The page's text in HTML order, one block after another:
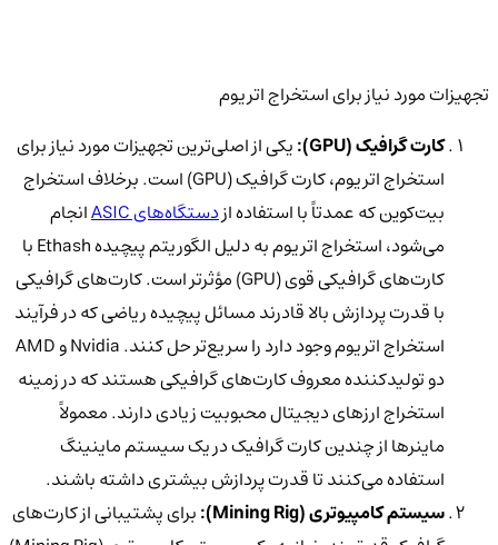
تجهیزات مورد نیاز برای استخراج اتریوم
کارت گرافیک (GPU):
یکی از اصلی‌ترین تجهیزات مورد نیاز برای
استخراج اتریوم، کارت گرافیک (GPU) است. برخلاف استخراج
بیت‌کوین که عمدتاً با استفاده ازدستگاه‌های ASIC
انجام
می‌شود، استخراج اتریوم به دلیل الگوریتم پیچیده Ethash با
کارت‌های گرافیکی قوی (GPU) مؤثرتر است. کارت‌های گرافیکی
با قدرت پردازش بالا قادرند مسائل پیچیده ریاضی که در فرآیند
استخراج اتریوم وجود دارد را سریع‌تر حل کنند. Nvidia و AMD
دو تولیدکننده معروف کارت‌های گرافیکی هستند که در زمینه
استخراج ارزهای دیجیتال محبوبیت زیادی دارند. معمولاً
ماینرها از چندین کارت گرافیک در یک سیستم ماینینگ
استفاده می‌کنند تا قدرت پردازش بیشتری داشته باشند.
سیستم کامپیوتری (Mining Rig):
برای پشتیبانی از کارت‌های